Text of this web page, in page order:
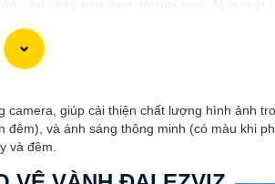
giúp cải thiện chất lượng hình ảnh
và ánh sáng thông minh (có màu khi
và đêm.